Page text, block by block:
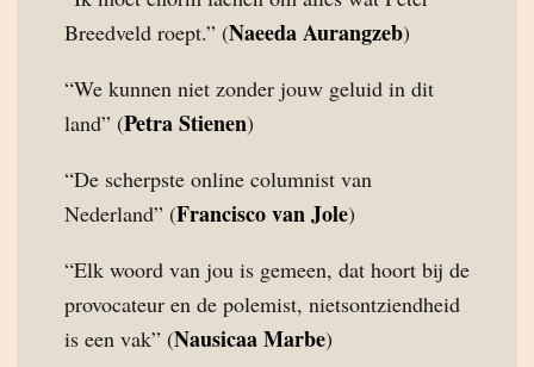
Breedveld roept.” (Naeeda Aurangzeb)
“We kunnen niet zonder jouw geluid in dit
land” (Petra Stienen)
“De scherpste online columnist van
Nederland” (Francisco van Jole)
“Elk woord van jou is gemeen, dat hoort bij de
provocateur en de polemist, nietsontziendheid
is een vak” (Nausicaa Marbe)